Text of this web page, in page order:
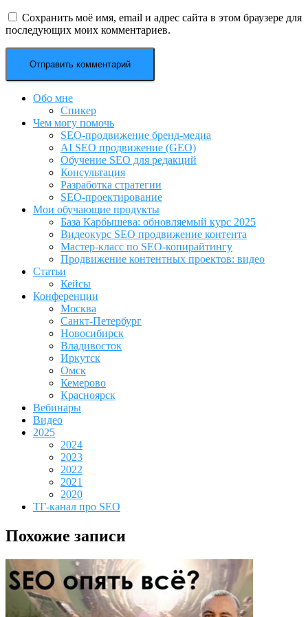
Сохранить моё имя, email и адрес сайта в этом браузере для
последующих моих комментариев.
Обо мне
Спикер
Чем могу помочь
SEO-продвижение бренд-медиа
AI SEO продвижение (GEO)
Обучение SEO для редакций
Консультация
Разработка стратегии
SEO-проектирование
Мои обучающие продукты
База Карбышева: обновляемый курс 2025
Видеокурс SEO продвижение контента
Мастер-класс по SEO-копирайтингу
Продвижение контентных проектов: видео
Статьи
Кейсы
Конференции
Москва
Санкт-Петербург
Новосибирск
Владивосток
Иркутск
Омск
Кемерово
Красноярск
Вебинары
Видео
2025
2024
2023
2022
2021
2020
ТГ-канал про SEO
Похожие записи